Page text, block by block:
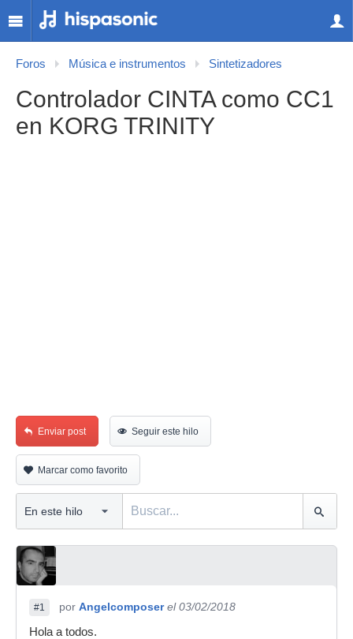
Foros Música e instrumentos Sintetizadores
Controlador CINTA como CC1
en KORG TRINITY
Enviar post Seguir este hilo
Marcar como favorito
#1 por Angelcomposer el 03/02/2018
Hola a todos.